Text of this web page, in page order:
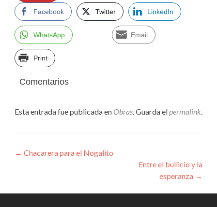
Facebook Twitter LinkedIn
WhatsApp Email
Print
Comentarios
Esta entrada fue publicada en Obras . Guarda el permalink
Navegación
← Chacarera para el Nogalito
Entre el bullicio y la
esperanza →